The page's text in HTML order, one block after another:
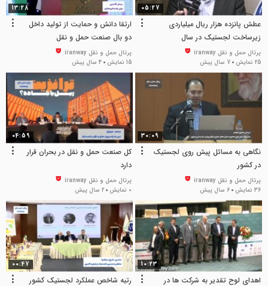
05:27
عطش پانزده هزار ریال میلیاردی
زیرساخت لجستیک در سال
پرتال حمل و نقل iranway
25 نمایش
7 سال پیش
13:28
ارتقا دانش و حمایت از تولید داخل
دو بال صنعت حمل و نقل
پرتال حمل و نقل iranway
15 نمایش
4 سال پیش
30:09
نگاهی به مسائل پیش روی لجستیک
در کشور
پرتال حمل و نقل iranway
36 نمایش
6 سال پیش
04:59
کل صنعت حمل و نقل در بحران قرار
دارد
پرتال حمل و نقل iranway
0 نمایش
2 سال پیش
10:23
اهدای لوح تقدیر به شرکت ها در
00:47
رتبه شاخص عملکرد لجستیک کشور